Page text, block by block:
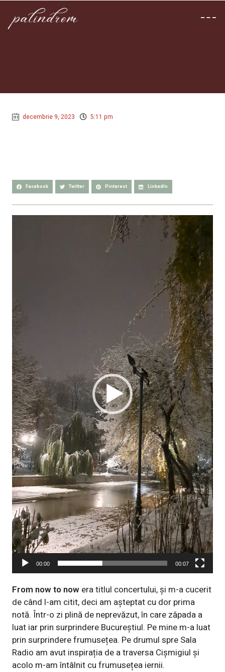
decembrie 9, 2023 5:11 pm
Facebook Twitter Pinterest LinkedIn
00:00 00:07
From now to now era titlul concertului, și m-a cucerit
de când l-am citit, deci am așteptat cu dor prima
notă. Într-o zi plină de neprevăzut, în care zăpada a
luat iar prin surprindere Bucureștiul. Pe mine m-a luat
prin surprindere frumusețea. Pe drumul spre Sala
Radio am avut inspirația de a traversa Cișmigiul și
acolo m-am întâlnit cu frumusețea iernii.